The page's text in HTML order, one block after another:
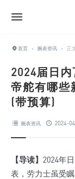
首页 › 腕表资讯 › 正
2024届日
帝舵有哪些
(带预算)
腕表资讯 2024-
【导读】 2024年
表， 劳力士虽受